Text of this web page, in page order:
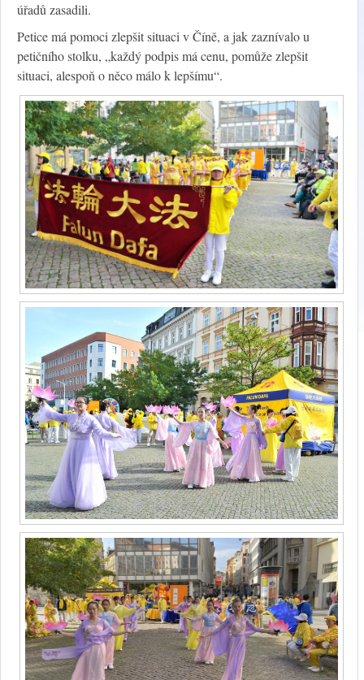
úřadů zasadili.
Petice má pomoci zlepšit situaci v Číně, a jak zaznívalo u
petičního stolku, „každý podpis má cenu, pomůže zlepšit
situaci, alespoň o něco málo k lepšímu“.